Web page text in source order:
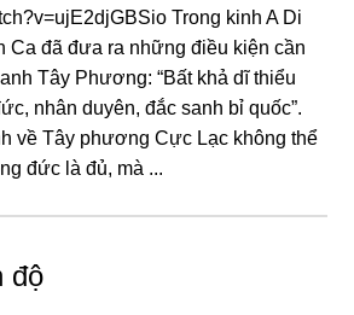
Trong kinh A Di
Ca đã đưa ra những điều kiện cần
Tây Phương: “Bất khả dĩ thiểu
nhân duyên, đắc sanh bỉ quốc”.
về Tây phương Cực Lạc không thể
đức là đủ, mà ...
độ